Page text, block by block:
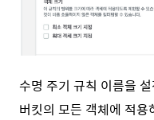
수명 주기 규칙 이름을
버킷의 모든 객체에 적